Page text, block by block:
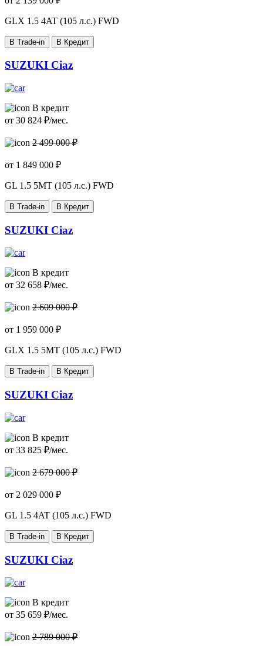
GLX 1.5 4AT (105 л.с.) FWD
В Trade-in В Кредит
SUZUKI Ciaz
В кредит
от 30 824 ₽/мес.
2 499 000 ₽
от 1 849 000 ₽
GL 1.5 5MT (105 л.с.) FWD
В Trade-in В Кредит
SUZUKI Ciaz
В кредит
от 32 658 ₽/мес.
2 609 000 ₽
от 1 959 000 ₽
GLX 1.5 5MT (105 л.с.) FWD
В Trade-in В Кредит
SUZUKI Ciaz
В кредит
от 33 825 ₽/мес.
2 679 000 ₽
от 2 029 000 ₽
GL 1.5 4AT (105 л.с.) FWD
В Trade-in В Кредит
SUZUKI Ciaz
В кредит
от 35 659 ₽/мес.
2 789 000 ₽